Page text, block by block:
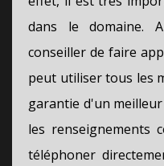
dans le domaine.
conseiller de faire
peut utiliser tous les
garantie d'un
les renseignements
téléphoner